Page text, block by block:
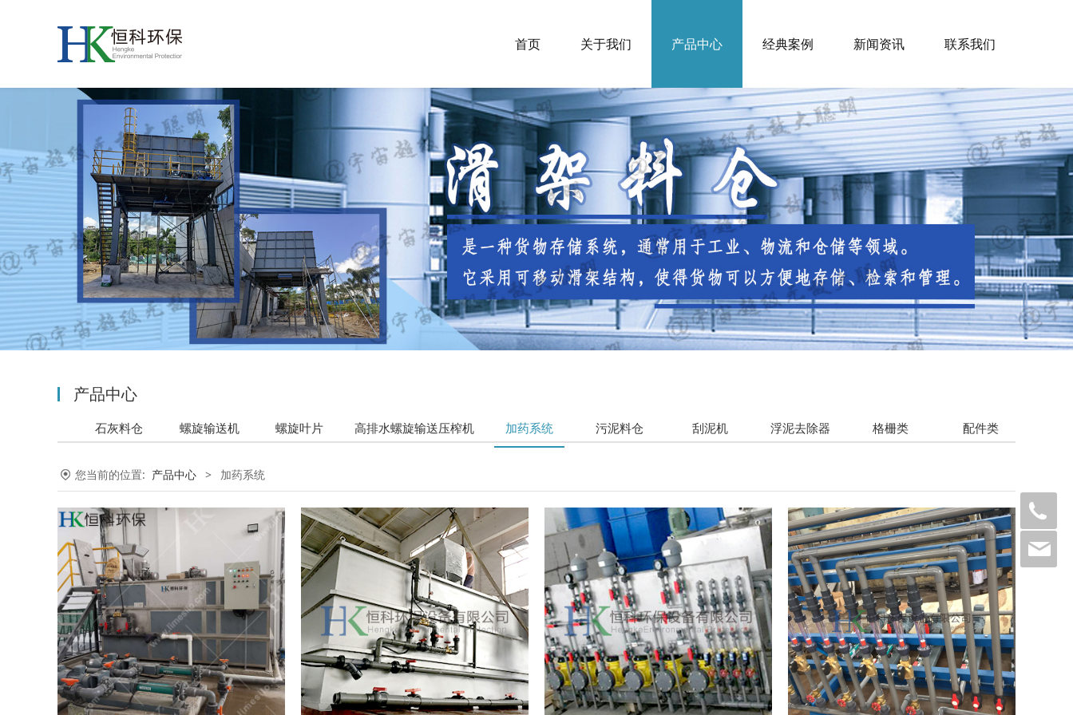
首页 关于我们 产品中心 经典案例 新闻资讯 联系我们
产品中心
石灰料仓 螺旋输送机 螺旋叶片 高排水螺旋输送压榨机 加药系统 污泥料仓 刮泥机 浮泥去除器 格栅类 配件类
您当前的位置: 产品中心 > 加药系统